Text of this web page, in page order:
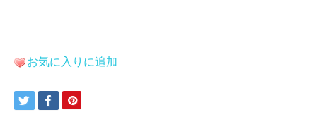
お気に入りに追加